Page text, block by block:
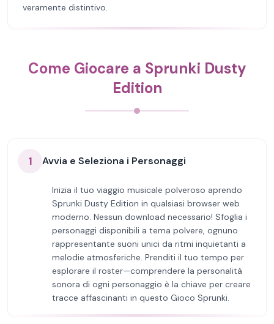
veramente distintivo.
Come Giocare a Sprunki Dusty
Edition
1 Avvia e Seleziona i Personaggi
Inizia il tuo viaggio musicale polveroso aprendo
Sprunki Dusty Edition in qualsiasi browser web
moderno. Nessun download necessario! Sfoglia i
personaggi disponibili a tema polvere, ognuno
rappresentante suoni unici da ritmi inquietanti a
melodie atmosferiche. Prenditi il tuo tempo per
esplorare il roster—comprendere la personalità
sonora di ogni personaggio è la chiave per creare
tracce affascinanti in questo Gioco Sprunki.